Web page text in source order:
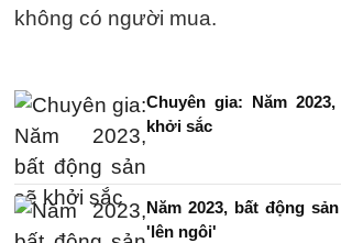
không có người mua.
Chuyên gia: Năm
khởi sắc
Năm 2023, bất động
'lên ngôi'